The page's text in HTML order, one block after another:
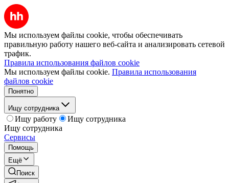
Мы используем файлы cookie, чтобы обеспечивать
правильную работу нашего веб-сайта и анализировать сетевой
трафик.
Правила использования файлов cookie
Мы используем файлы cookie. Правила использования
файлов cookie
Понятно
Ищу сотрудника
Ищу работу
Ищу сотрудника
Ищу сотрудника
Сервисы
Помощь
Ещё
Поиск